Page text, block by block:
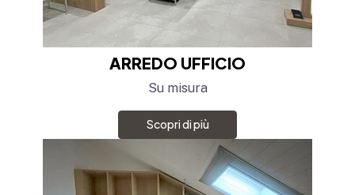
ARREDO UFFICIO
Su misura
Scopri di più